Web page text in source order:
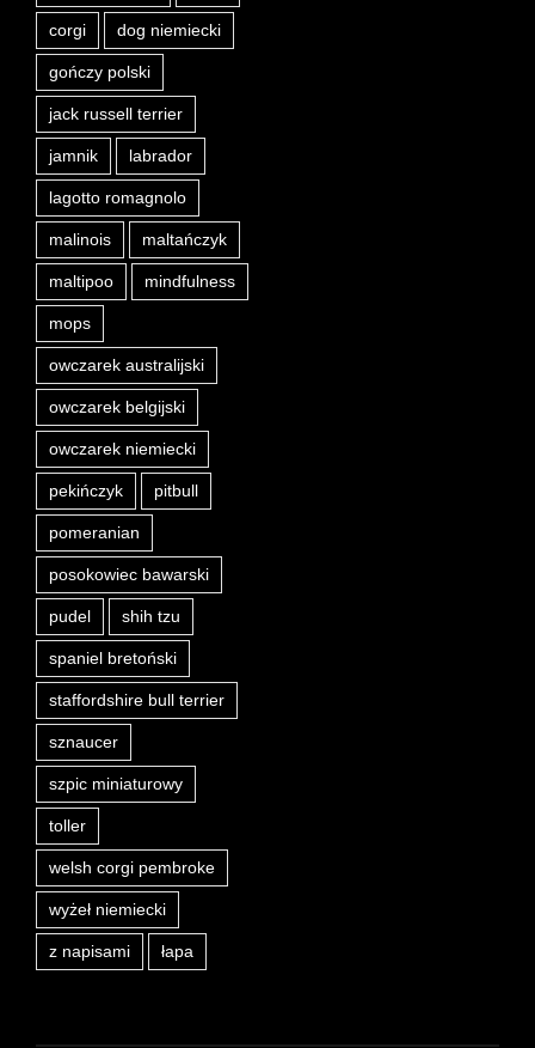
corgi dog niemiecki
gończy polski
jack russell terrier
jamnik labrador
lagotto romagnolo
malinois maltańczyk
maltipoo mindfulness
mops
owczarek australijski
owczarek belgijski
owczarek niemiecki
pekińczyk pitbull
pomeranian
posokowiec bawarski
pudel shih tzu
spaniel bretoński
staffordshire bull terrier
sznaucer
szpic miniaturowy
toller
welsh corgi pembroke
wyżeł niemiecki
z napisami łapa